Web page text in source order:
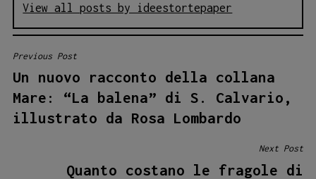
View all posts by ideestortepaper
NAVIGAZIONE
ARTICOLI
Previous Post
Un nuovo racconto della collana
Mare: “La balena” di S. Calvario,
illustrato da Rosa Lombardo
Next Post
Quanto costano le fragole di